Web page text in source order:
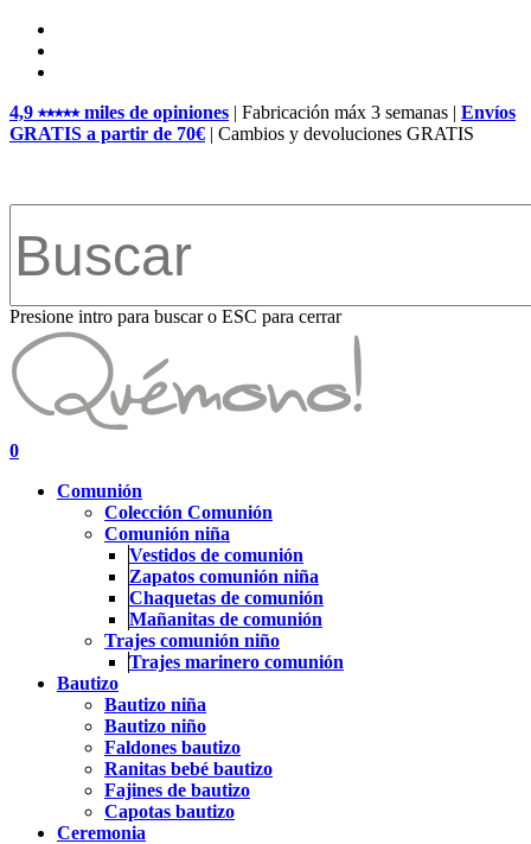
Skip
main
4,9 ⭑⭑⭑⭑⭑ miles de opiniones | Fabricación máx 3 semanas | Envíos
GRATIS a partir de 70€ | Cambios y devoluciones GRATIS
Presione intro para buscar o ESC para cerrar
Close
Search
search
account
0
Comunión
Colección Comunión
Comunión niña
Vestidos de comunión
Zapatos comunión niña
Chaquetas de comunión
Mañanitas de comunión
Trajes comunión niño
Trajes marinero comunión
Bautizo
Bautizo niña
Bautizo niño
Faldones bautizo
Ranitas bebé bautizo
Fajines de bautizo
Capotas bautizo
Ceremonia